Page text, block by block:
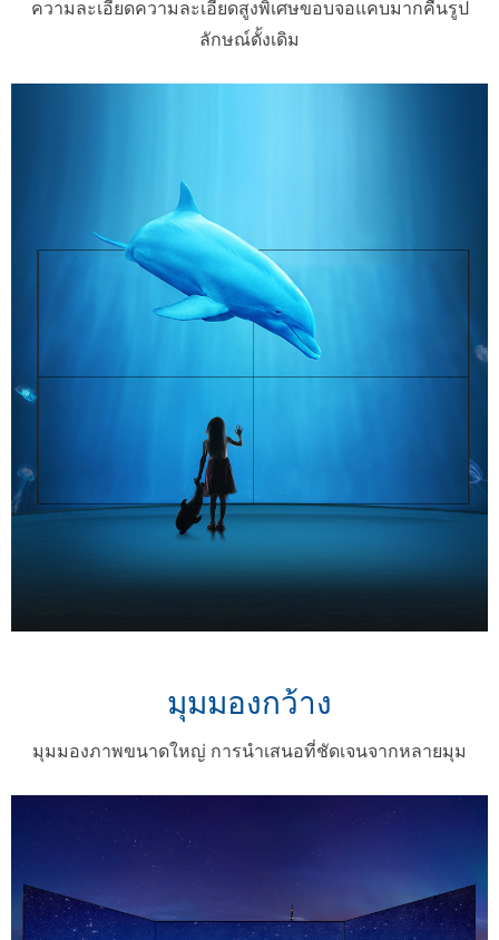
ความละเอียดความละเอียดสูงพิเศษขอบจอแคบมากคืนรูป
ลักษณ์ดั้งเดิม
มุมมองกว้าง
มุมมองภาพขนาดใหญ่ การนําเสนอที่ชัดเจนจากหลายมุม